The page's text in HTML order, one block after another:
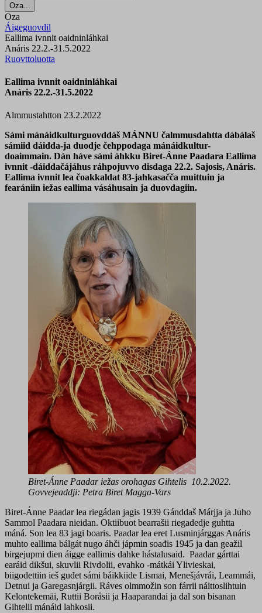
Oza...
Oza
Áigeguovdil
Eallima ivnnit oaidninláhkai
Anáris 22.2.-31.5.2022
Ruovttoluotta
Eallima ivnnit oaidninláhkai
Anáris 22.2.-31.5.2022
Almmustahtton 23.2.2022
Sámi mánáidkulturguovddáš MÁNNU čalmmusdahtta dábálaš
sámiid dáidda-ja duodje čehppodaga mánáidkultur-
doaimmain. Dán háve sámi áhkku Biret-Ánne Paadara Eallima
ivnnit -dáiddačájáhus ráhpojuvvo disdaga 22.2. Sajosis, Anáris.
Eallima ivnnit lea čoakkaldat 83-jahkasačča muittuin ja
fearániin iežas eallima vásáhusain ja duovdagiin.
Biret-Ánne Paadar iežas orohagas Gihtelis 10.2.2022.
Govvejeaddji: Petra Biret Magga-Vars
Biret-Ánne Paadar lea riegádan jagis 1939 Gánddaš Márjja ja Juho
Sammol Paadara nieidan. Oktiibuot bearrašii riegadedje guhtta
máná. Son lea 83 jagi boaris. Paadar lea eret Lusminjárggas Anáris
muhto eallima bálgát nugo áhči jápmin soađis 1945 ja dan geažil
birgejupmi dien áigge eallimis dahke hástalusaid. Paadar gárttai
earáid dikšui, skuvlii Rivdolii, evahko -mátkái Ylivieskai,
biigodettiin ieš guđet sámi báikkiide Lismai, Menešjávrái, Leammái,
Detnui ja Garegasnjárgii. Ráves olmmožin son fárrii náittoslihtuin
Kelontekemäi, Ruŧŧii Boråsii ja Haaparandai ja dal son bisanan
Gihtelii mánáid lahkosii.